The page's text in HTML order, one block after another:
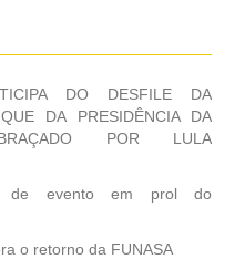
DO DESFILE DA
DA PRESIDÊNCIA DA
POR LULA
de evento em prol do
o retorno da FUNASA